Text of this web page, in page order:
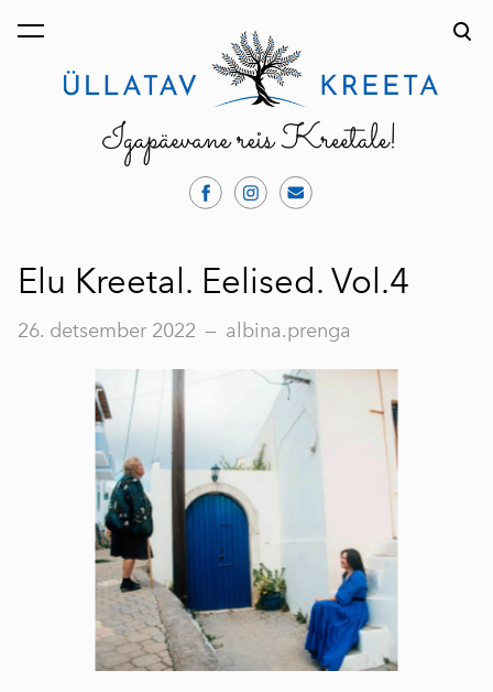
lisati ostukorvi. Vaata ostukorvi
Elu Kreetal. Eelised. Vol.4
26. detsember 2022 — albina.prenga